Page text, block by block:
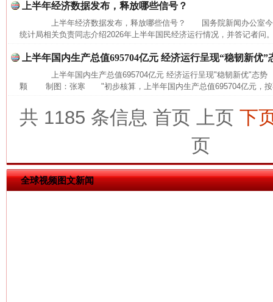
上半年经济数据发布，释放哪些信号？
上半年经济数据发布，释放哪些信号？ 国务院新闻办公室今
统计局相关负责同志介绍2026年上半年国民经济运行情况，并答记者问
上半年国内生产总值695704亿元 经济运行呈现“稳韧新优”
上半年国内生产总值695704亿元 经济运行呈现"稳韧新优"态
颗 制图：张寒 "初步核算，上半年国内生产总值695704亿元，按
共 1185 条信息 首页 上页 下
页
全球视频图文新闻
今